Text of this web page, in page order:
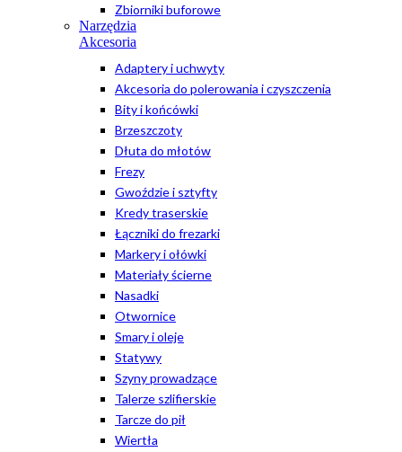
Zbiorniki buforowe
Narzędzia
Akcesoria
Adaptery i uchwyty
Akcesoria do polerowania i czyszczenia
Bity i końcówki
Brzeszczoty
Dłuta do młotów
Frezy
Gwoździe i sztyfty
Kredy traserskie
Łączniki do frezarki
Markery i ołówki
Materiały ścierne
Nasadki
Otwornice
Smary i oleje
Statywy
Szyny prowadzące
Talerze szlifierskie
Tarcze do pił
Wiertła